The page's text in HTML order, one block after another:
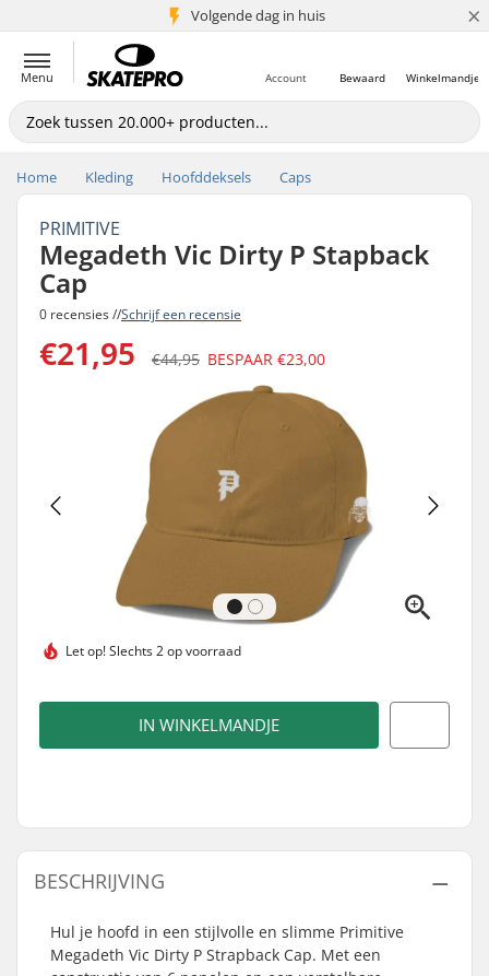
Volgende dag in huis
5+ mln. klanten ×
Menu Winkelmandje
Bewaard
Account
Home Kleding Hoofddeksels Caps
PRIMITIVE
Megadeth Vic Dirty P Stapback
Cap
0 recensies //Schrijf een recensie
€21,95 €44,95 BESPAAR €23,00
Let op!Slechts 2 op voorraad
IN WINKELMANDJE
BESCHRIJVING
Hul je hoofd in een stijlvolle en slimme Primitive
Megadeth Vic Dirty P Strapback Cap. Met een